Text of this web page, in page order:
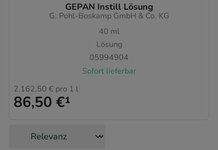
GEPAN Instill Lösung
G. Pohl-Boskamp GmbH & Co. KG
40 ml
Lösung
05994904
Sofort lieferbar
86,50 €¹
2.162,50 € pro 1 l